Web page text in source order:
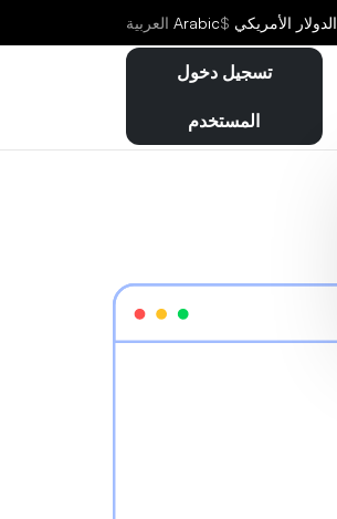
الدولار الأمريكي $
Arabic العربية
تسجيل دخول
المستخدم